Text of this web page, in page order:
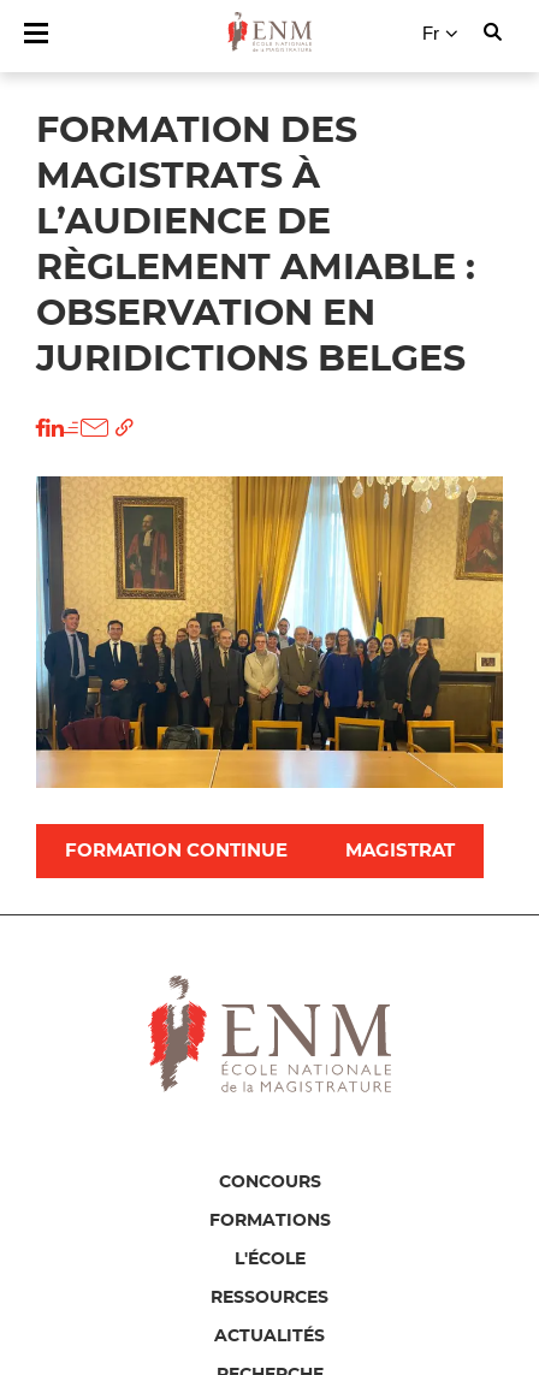
Fr
FORMATION DES
MAGISTRATS À
L’AUDIENCE DE
RÈGLEMENT AMIABLE :
OBSERVATION EN
JURIDICTIONS BELGES
FORMATION CONTINUE MAGISTRAT
CONCOURS
FORMATIONS
L'ÉCOLE
RESSOURCES
ACTUALITÉS